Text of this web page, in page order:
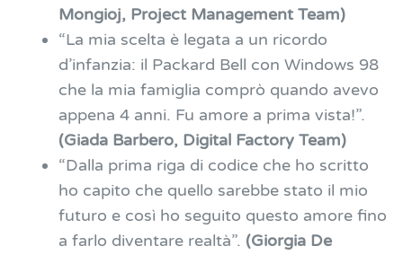
Mongioj, Project Management Team)
“La mia scelta è legata a un ricordo
d’infanzia: il Packard Bell con Windows 98
che la mia famiglia comprò quando avevo
appena 4 anni. Fu amore a prima vista!”.
(Giada Barbero, Digital Factory Team)
“Dalla prima riga di codice che ho scritto
ho capito che quello sarebbe stato il mio
futuro e così ho seguito questo amore fino
a farlo diventare realtà”. (Giorgia De